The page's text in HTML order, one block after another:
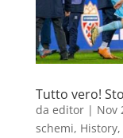
Tutto vero!
da editor| Nov
schemi, History,